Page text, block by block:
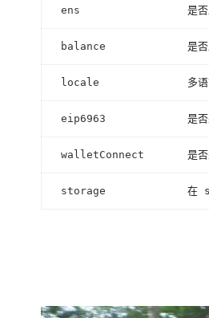
ens 是
balance 是
locale 多
eip6963 是
walletConnect 是
storage 在